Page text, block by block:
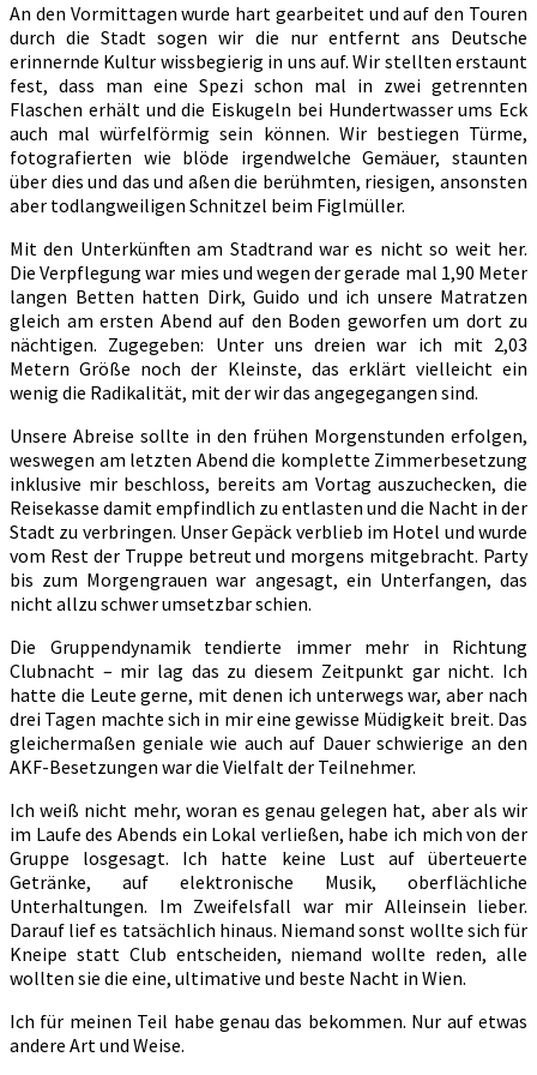
An den Vormittagen wurde hart gearbeitet und auf den Touren
durch die Stadt sogen wir die nur entfernt ans Deutsche
erinnernde Kultur wissbegierig in uns auf. Wir stellten erstaunt
fest, dass man eine Spezi schon mal in zwei getrennten
Flaschen erhält und die Eiskugeln bei Hundertwasser ums Eck
auch mal würfelförmig sein können. Wir bestiegen Türme,
fotografierten wie blöde irgendwelche Gemäuer, staunten
über dies und das und aßen die berühmten, riesigen, ansonsten
aber todlangweiligen Schnitzel beim Figlmüller.
Mit den Unterkünften am Stadtrand war es nicht so weit her.
Die Verpflegung war mies und wegen der gerade mal 1,90 Meter
langen Betten hatten Dirk, Guido und ich unsere Matratzen
gleich am ersten Abend auf den Boden geworfen um dort zu
nächtigen. Zugegeben: Unter uns dreien war ich mit 2,03
Metern Größe noch der Kleinste, das erklärt vielleicht ein
wenig die Radikalität, mit der wir das angegegangen sind.
Unsere Abreise sollte in den frühen Morgenstunden erfolgen,
weswegen am letzten Abend die komplette Zimmerbesetzung
inklusive mir beschloss, bereits am Vortag auszuchecken, die
Reisekasse damit empfindlich zu entlasten und die Nacht in der
Stadt zu verbringen. Unser Gepäck verblieb im Hotel und wurde
vom Rest der Truppe betreut und morgens mitgebracht. Party
bis zum Morgengrauen war angesagt, ein Unterfangen, das
nicht allzu schwer umsetzbar schien.
Die Gruppendynamik tendierte immer mehr in Richtung
Clubnacht – mir lag das zu diesem Zeitpunkt gar nicht. Ich
hatte die Leute gerne, mit denen ich unterwegs war, aber nach
drei Tagen machte sich in mir eine gewisse Müdigkeit breit. Das
gleichermaßen geniale wie auch auf Dauer schwierige an den
AKF-Besetzungen war die Vielfalt der Teilnehmer.
Ich weiß nicht mehr, woran es genau gelegen hat, aber als wir
im Laufe des Abends ein Lokal verließen, habe ich mich von der
Gruppe losgesagt. Ich hatte keine Lust auf überteuerte
Getränke, auf elektronische Musik, oberflächliche
Unterhaltungen. Im Zweifelsfall war mir Alleinsein lieber.
Darauf lief es tatsächlich hinaus. Niemand sonst wollte sich für
Kneipe statt Club entscheiden, niemand wollte reden, alle
wollten sie die eine, ultimative und beste Nacht in Wien.
Ich für meinen Teil habe genau das bekommen. Nur auf etwas
andere Art und Weise.